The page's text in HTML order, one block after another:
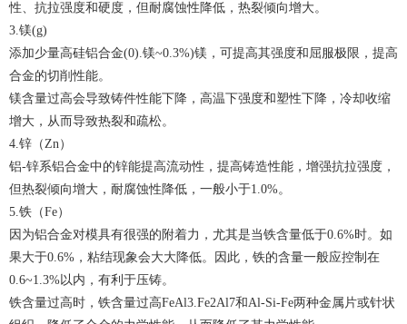
性、抗拉强度和硬度，但耐腐蚀性降低，热裂倾向增大。
3.镁(g)
添加少量高硅铝合金(0).镁~0.3%)镁，可提高其强度和屈服极限，提高
合金的切削性能。
镁含量过高会导致铸件性能下降，高温下强度和塑性下降，冷却收缩
增大，从而导致热裂和疏松。
4.锌（Zn）
铝-锌系铝合金中的锌能提高流动性，提高铸造性能，增强抗拉强度，
但热裂倾向增大，耐腐蚀性降低，一般小于1.0%。
5.铁（Fe）
因为铝合金对模具有很强的附着力，尤其是当铁含量低于0.6%时。如
果大于0.6%，粘结现象会大大降低。因此，铁的含量一般应控制在
0.6~1.3%以内，有利于压铸。
铁含量过高时，铁含量过高FeAl3.Fe2Al7和Al-Si-Fe两种金属片或针状